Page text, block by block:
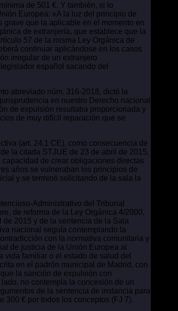
de 501 €. Y también, si lo
Europea: «A la luz del principio de
grave que la aplicable en el momento en
de extranjería, que establece que la
57 de la misma Ley Orgánica de
continuar aplicándose en los casos
irregular de un extranjero
español sacando del
abreviado núm. 316-2018, dictó la
en nuestro Derecho nacional
de expulsión resultaba proporcionada y
de muy difícil reparación que se
(art. 24.1 CE), como consecuencia de
la citada STJUE de 23 de abril de 2015,
de crear obligaciones directas
años se vulneraban los principios de
y se terminó solicitando de la sala la
Administrativo del Tribunal
de reforma de la Ley Orgánica 4/2000,
2015 y de la sentencia de la Sala
nacional seguía contemplando la
con la normativa comunitaria y
de justicia de la Unión Europea al
vida familiar o el estado de salud del
en el padrón municipal de Madrid, con
la sanción de expulsión con
no contempla la concesión de un
de la sentencia de instancia para
300 € por todos los conceptos (FJ 7).